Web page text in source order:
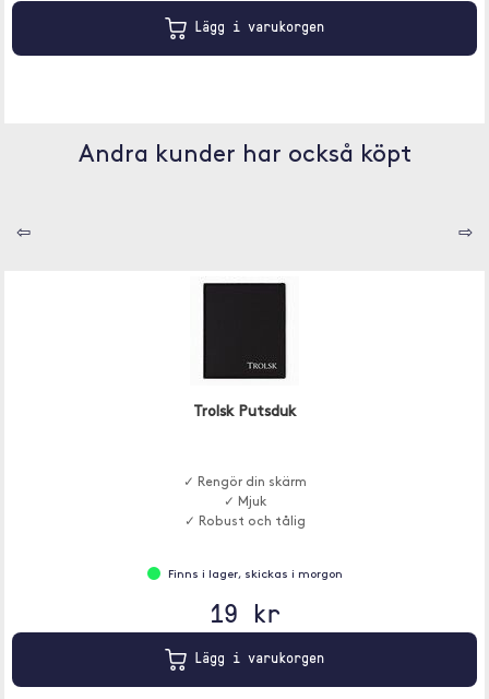
Lägg i varukorgen
Andra kunder har också köpt
⇦ ⇨
Trolsk Putsduk
✓ Rengör din skärm
✓ Mjuk
✓ Robust och tålig
Finns i lager, skickas i morgon
19 kr
Lägg i varukorgen